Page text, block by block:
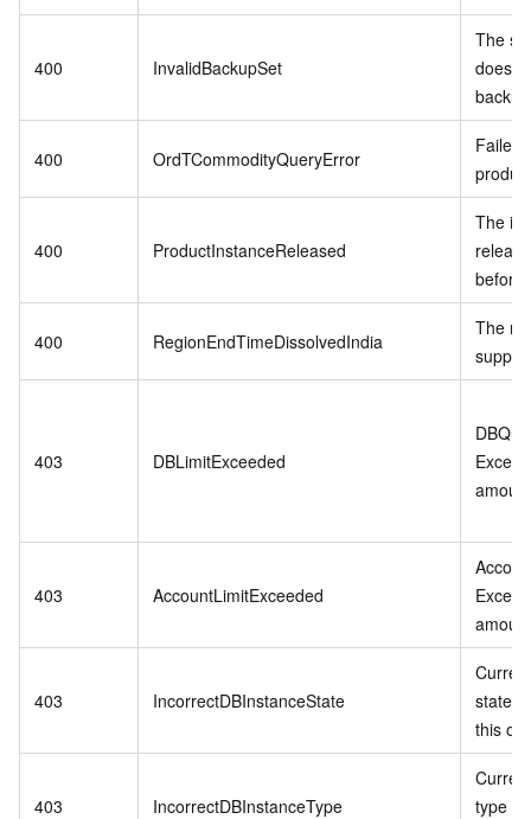
400 InvalidBackupSet
The
does
400 OrdTCommodityQueryError
Failed
400 ProductInstanceReleased
The
before
400 RegionEndTimeDissolvedIndia
The
403 DBLimitExceeded
403 AccountLimitExceeded
403 IncorrectDBInstanceState
state
this
403 IncorrectDBInstanceType
type